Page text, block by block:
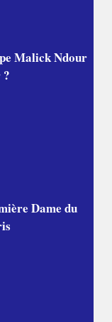
Malick Ndour
Dame du